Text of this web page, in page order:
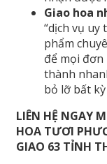
Giao hoa
“dịch vụ
phẩm
để mọi đơn
thành
bỏ lỡ bất
LIÊN HỆ NGAY
HOA TƯƠI
GIAO 63 TỈNH